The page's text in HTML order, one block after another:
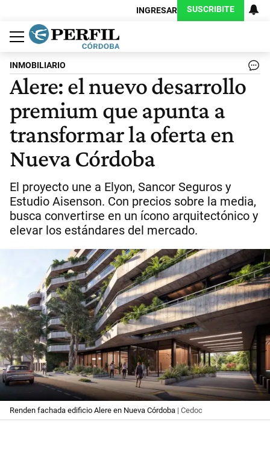
INGRESAR SUSCRIBITE
Política
Economía
Judiciales
Sociedad
Cultura
Espectáculos
Deportes
Protagonistas
INMOBILIARIO
Alere: el nuevo desarrollo
premium que apunta a
transformar la oferta en
Nueva Córdoba
El proyecto une a Elyon, Sancor Seguros y
Estudio Aisenson. Con precios sobre la media,
busca convertirse en un ícono arquitectónico y
elevar los estándares del mercado.
Renden fachada edificio Alere en Nueva Córdoba | Cedoc